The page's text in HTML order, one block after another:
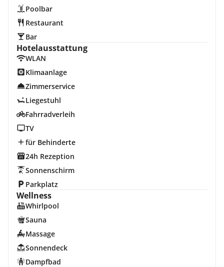
Poolbar
Restaurant
Bar
Hotelausstattung
WLAN
Klimaanlage
Zimmerservice
Liegestuhl
Fahrradverleih
TV
für Behinderte
24h Rezeption
Sonnenschirm
Parkplatz
Wellness
Whirlpool
Sauna
Massage
Sonnendeck
Dampfbad